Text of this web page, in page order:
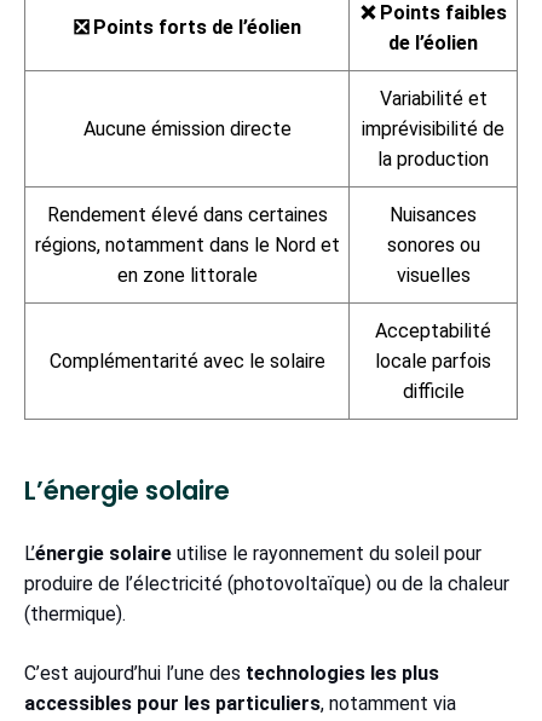
❎ Points forts de l’éolien
❌ Points faibles
de l’éolien
Aucune émission directe
Variabilité et
imprévisibilité de
la production
Rendement élevé dans certaines
régions, notamment dans le Nord et
en zone littorale
Nuisances
sonores ou
visuelles
Complémentarité avec le solaire
Acceptabilité
locale parfois
difficile
L’énergie solaire
L’énergie solaire utilise le rayonnement du soleil pour
produire de l’électricité (photovoltaïque) ou de la chaleur
(thermique).
C’est aujourd’hui l’une des technologies les plus
accessibles pour les particuliers, notamment via